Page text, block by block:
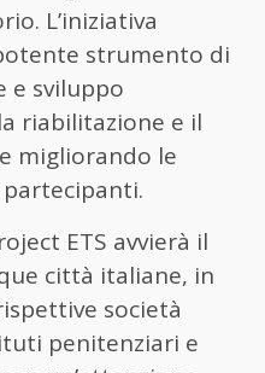
L’iniziativa
strumento di
e sviluppo
riabilitazione e il
migliorando le
ETS avvierà il
città italiane, in
società
penitenziari e